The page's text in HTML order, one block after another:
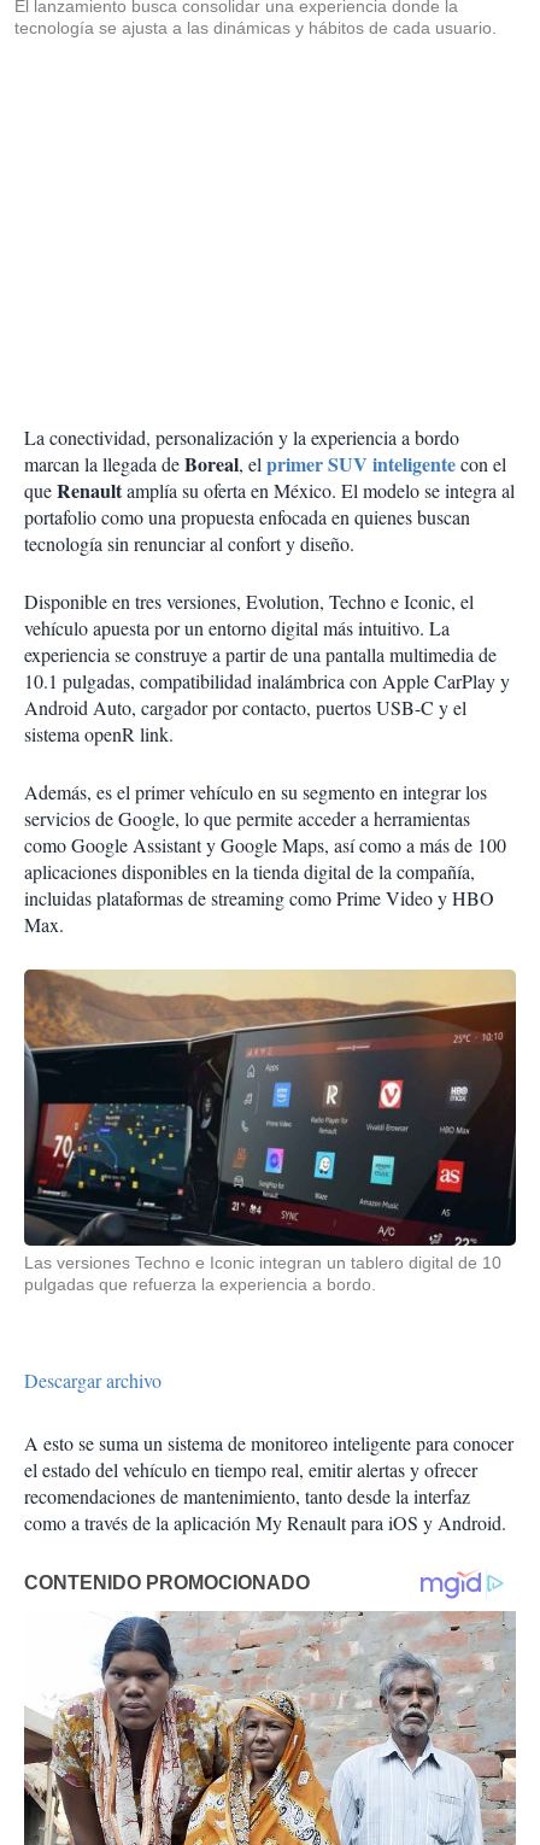
El lanzamiento busca consolidar una experiencia donde la
tecnología se ajusta a las dinámicas y hábitos de cada usuario.
La conectividad, personalización y la experiencia a bordo
marcan la llegada deBoreal, elprimer SUV inteligentecon el
queRenaultamplía su oferta en México. El modelo se integra al
portafolio como una propuesta enfocada en quienes buscan
tecnología sin renunciar al confort y diseño.
Disponible en tres versiones, Evolution, Techno e Iconic, el
vehículo apuesta por un entorno digital más intuitivo. La
experiencia se construye a partir de una pantalla multimedia de
10.1 pulgadas, compatibilidad inalámbrica con Apple CarPlay y
Android Auto, cargador por contacto, puertos USB-C y el
sistema openR link.
Además, es el primer vehículo en su segmento en integrar los
servicios de Google, lo que permite acceder a herramientas
como Google Assistant y Google Maps, así como a más de 100
aplicaciones disponibles en la tienda digital de la compañía,
incluidas plataformas de streaming como Prime Video y HBO
Max.
Las versiones Techno e Iconic integran un tablero digital de 10
pulgadas que refuerza la experiencia a bordo.
Descargar archivo
A esto se suma un sistema de monitoreo inteligente para conocer
el estado del vehículo en tiempo real, emitir alertas y ofrecer
recomendaciones de mantenimiento, tanto desde la interfaz
como a través de la aplicación My Renault para iOS y Android.